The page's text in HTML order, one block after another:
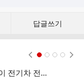
답글쓰기
세계은행, 나이지리아의 연료 지원금이 전기차 전환 저해 나이지리아 Vanguard, electrive.com 2023/07/05